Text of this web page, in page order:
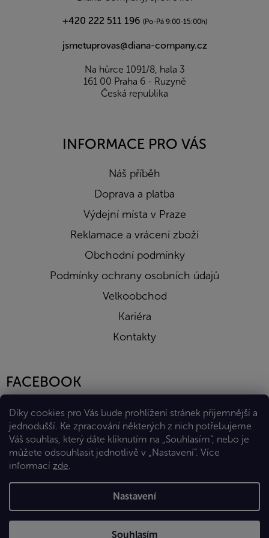
Díky cookies pro Vás bude prohlížení stránek příjemnější a
jednodušší. Ke zpracování některých z nich potřebujeme
Váš souhlas, který dáte kliknutím na „Souhlasím“, nebo je
můžete odsouhlasit jednotlivě v „Nastavení“. Více
informací zde.
Nastavení
Souhlasím
+420 222 511 196 (Po-Pá 9:00-15:00h)
jsmetuprovas@diana-company.cz
Na hůrce 1091/8, hala 3
161 00 Praha 6 - Ruzyně
Česká republika
INFORMACE PRO VÁS
Náš příběh
Doprava a platba
Výdejní místa v Praze
Reklamace a vrácení zboží
Obchodní podmínky
Podmínky ochrany osobních údajů
Velkoobchod
Kariéra
Kontakty
FACEBOOK
Vytvořil Shoptet Premium
Copyright 2026Eshop Diana Company, spol. s r.o.. Všechna
práva vyhrazena.